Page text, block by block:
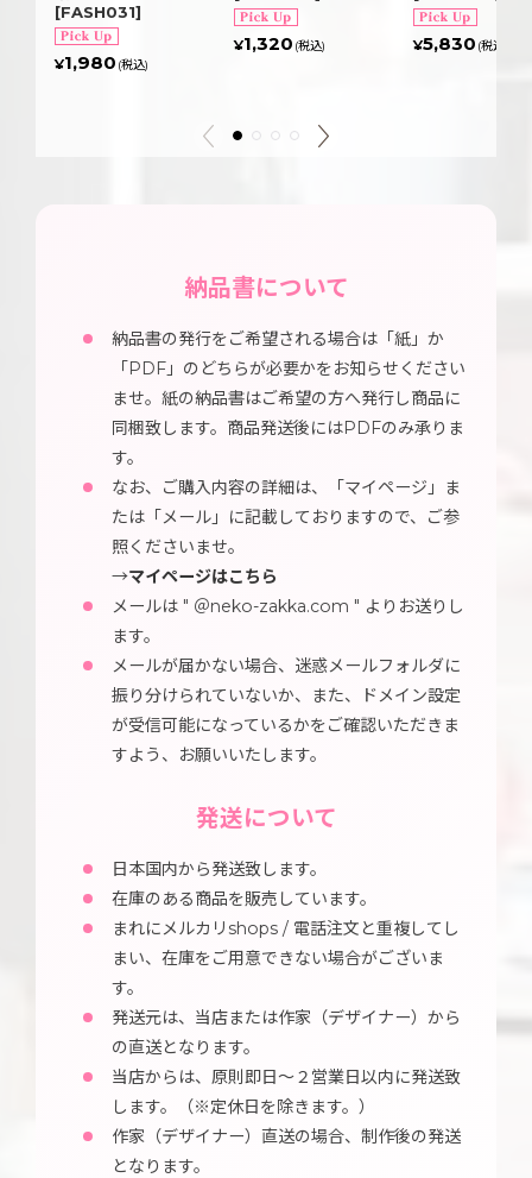
[FASH031]
¥1,980 (税込)
¥1,320 (税込) ¥5,830 (税込)
納品書について
納品書の発行をご希望される場合は「紙」か
「PDF」のどちらが必要かをお知らせください
ませ。紙の納品書はご希望の方へ発行し商品に
同梱致します。商品発送後にはPDFのみ承りま
す。
なお、ご購入内容の詳細は、「マイページ」ま
たは「メール」に記載しておりますので、ご参
照くださいませ。
→マイページはこちら
メールは " ＠neko-zakka.com " よりお送りし
ます。
メールが届かない場合、迷惑メールフォルダに
振り分けられていないか、また、ドメイン設定
が受信可能になっているかをご確認いただきま
すよう、お願いいたします。
発送について
日本国内から発送致します。
在庫のある商品を販売しています。
まれにメルカリshops / 電話注文と重複してし
まい、在庫をご用意できない場合がございま
す。
発送元は、当店または作家（デザイナー）から
の直送となります。
当店からは、原則即日～２営業日以内に発送致
します。（※定休日を除きます。）
作家（デザイナー）直送の場合、制作後の発送
となります。